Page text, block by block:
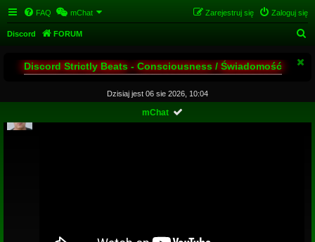
FAQ mChat Zaloguj się
Zarejestruj się
Discord FORUM
a
Discord Strictly Beats - Consciousness / Świadomość
Dzisiaj jest 06 sie 2026, 10:04
mChat
14 maja 2020, 21:42